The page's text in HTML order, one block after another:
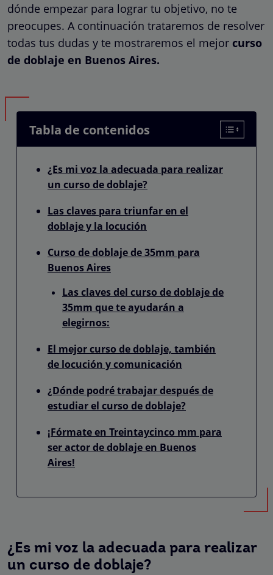
dónde empezar para lograr tu objetivo, no te
preocupes. A continuación trataremos de resolver
todas tus dudas y te mostraremos el mejor curso
de doblaje en Buenos Aires.
Tabla de contenidos
¿Es mi voz la adecuada para realizar
un curso de doblaje?
Las claves para triunfar en el
doblaje y la locución
Curso de doblaje de 35mm para
Buenos Aires
Las claves del curso de doblaje de
35mm que te ayudarán a
elegirnos:
El mejor curso de doblaje, también
de locución y comunicación
¿Dónde podré trabajar después de
estudiar el curso de doblaje?
¡Fórmate en Treintaycinco mm para
ser actor de doblaje en Buenos
Aires!
¿Es mi voz la adecuada para realizar
un curso de doblaje?